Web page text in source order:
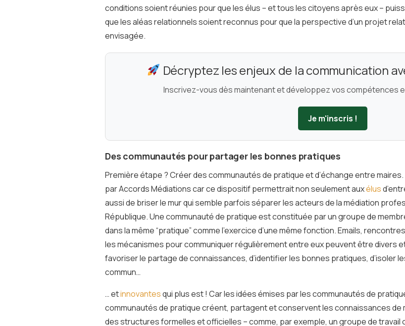
conditions soient réunies pour que les élus – et tous les citoyens après eux –
que les aléas relationnels soient reconnus pour que la perspective d’un projet
envisagée.
Décryptez les enjeux de la communication
Inscrivez-vous dès maintenant et développez vos compétences
Je m'inscris !
Des communautés pour partager les bonnes pratiques
Première étape ? Créer des communautés de pratique et d’échange entre
par Accords Médiations car ce dispositif permettrait non seulement auxélus
aussi de briser le mur qui semble parfois séparer les acteurs de la médiation
République. Une communauté de pratique est constituée par un groupe de
dans la même “pratique” comme l’exercice d’une même fonction. Emails,
les mécanismes pour communiquer régulièrement entre eux peuvent être divers
favoriser le partage de connaissances, d’identifier les bonnes pratiques, d’isoler
commun…
… etinnovantesqui plus est ! Car les idées émises par les communautés de
communautés de pratique créent, partagent et conservent les connaissances de
des structures formelles et officielles – comme, par exemple, un groupe de travail